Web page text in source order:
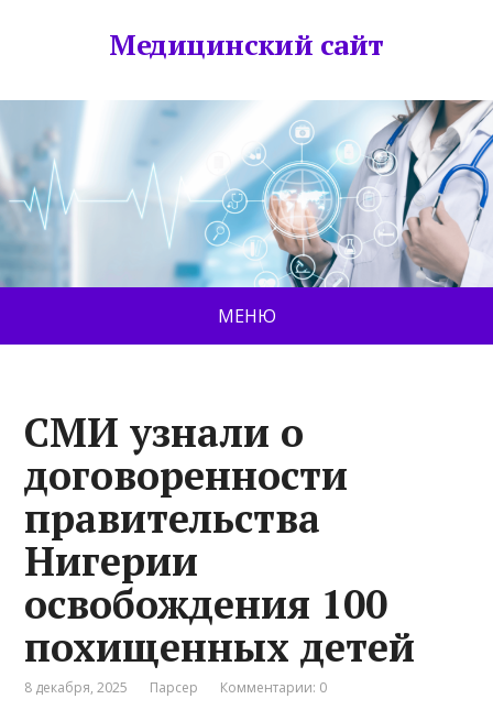
Медицинский сайт
МЕНЮ
СМИ узнали о
договоренности
правительства
Нигерии
освобождения 100
похищенных детей
8 декабря, 2025 Парсер Комментарии: 0